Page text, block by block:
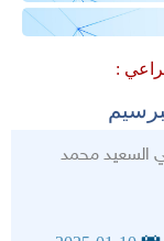
:
السعيد محمد